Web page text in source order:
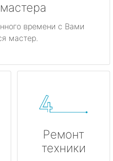
времени с Вами
мастер.
Ремонт
техники